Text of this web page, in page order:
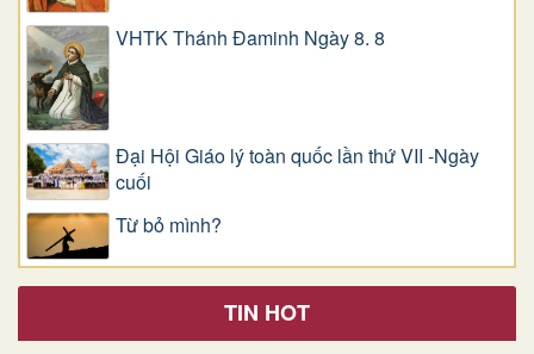
VHTK Thánh Đaminh Ngày 8. 8
Đại Hội Giáo lý toàn quốc lần thứ VII -Ngày
cuối
Từ bỏ mình?
TIN HOT